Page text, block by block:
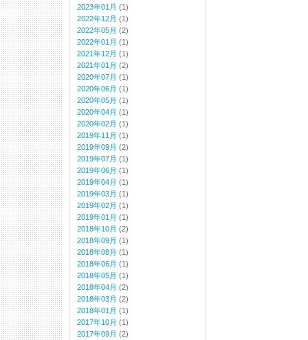
2023年01月 (1)
2022年12月 (1)
2022年05月 (2)
2022年01月 (1)
2021年12月 (1)
2021年01月 (2)
2020年07月 (1)
2020年06月 (1)
2020年05月 (1)
2020年04月 (1)
2020年02月 (1)
2019年11月 (1)
2019年09月 (2)
2019年07月 (1)
2019年06月 (1)
2019年04月 (1)
2019年03月 (1)
2019年02月 (1)
2019年01月 (1)
2018年10月 (2)
2018年09月 (1)
2018年08月 (1)
2018年06月 (1)
2018年05月 (1)
2018年04月 (2)
2018年03月 (2)
2018年01月 (1)
2017年10月 (1)
2017年09月 (2)